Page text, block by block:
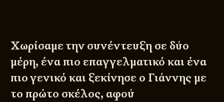
Χωρίσαμε την συνέντευξη σε δύο
μέρη, ένα πιο επαγγελματικό και ένα
πιο γενικό και ξεκίνησε ο Γιάννης με
το πρώτο σκέλος, αφού